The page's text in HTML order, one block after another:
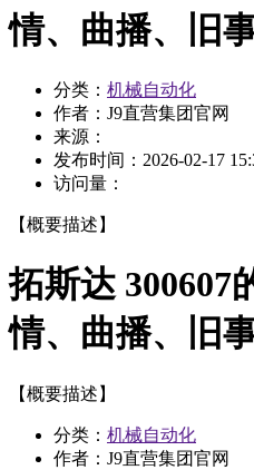
情、曲播、旧
分类： 机械自动化
作者：J9直营集团官网
来源：
发布时间： 2026-02-17
访问量：
【概要描述】
拓斯达 300607
情、曲播、旧
【概要描述】
分类： 机械自动化
作者：J9直营集团官网